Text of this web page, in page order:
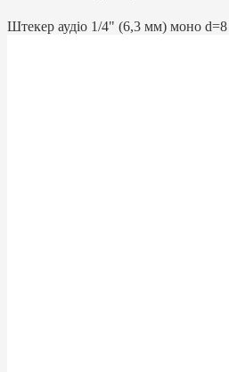
Штекер аудіо 1/4" (6,3 мм) моно